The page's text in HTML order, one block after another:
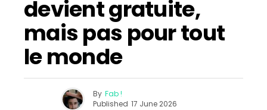
devient gratuite,
mais pas pour tout
le monde
By Fab !
Published 17 June 2026